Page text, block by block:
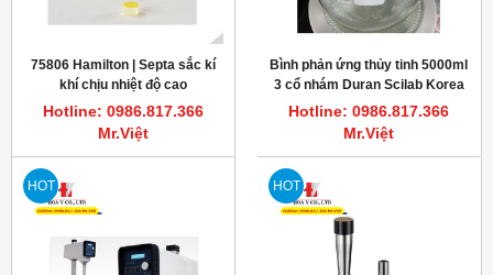
75806 Hamilton | Septa sắc kí
khí chịu nhiệt độ cao
PTFE/silicone rubber 12.7 mm
Hotline: 0986.817.366
Mr.Việt
Bình phản ứng thủy tinh 5000ml
3 cổ nhám Duran Scilab Korea
Hotline: 0986.817.366
Mr.Việt
HOT HOT